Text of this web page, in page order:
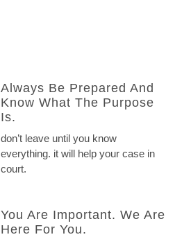
Always Be Prepared And
Know What The Purpose
Is.
don’t leave until you know
everything. it will help your case in
court.
You Are Important. We Are
Here For You.